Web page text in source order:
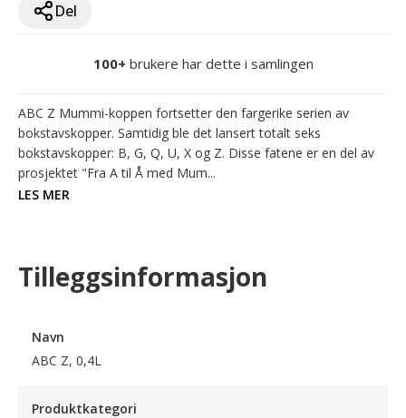
Del
100+ brukere har dette i samlingen
ABC Z Mummi-koppen fortsetter den fargerike serien av
bokstavskopper. Samtidig ble det lansert totalt seks
bokstavskopper: B, G, Q, U, X og Z. Disse fatene er en del av
prosjektet "Fra A til Å med Mum...
LES MER
Tilleggsinformasjon
Navn
ABC Z, 0,4L
Produktkategori